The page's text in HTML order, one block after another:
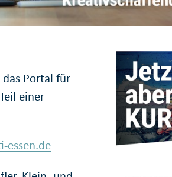
Portal für
einer
essen.de